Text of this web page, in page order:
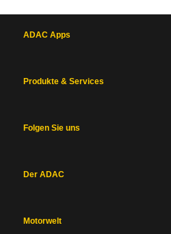
ADAC Apps
Produkte & Services
Folgen Sie uns
Der ADAC
Motorwelt